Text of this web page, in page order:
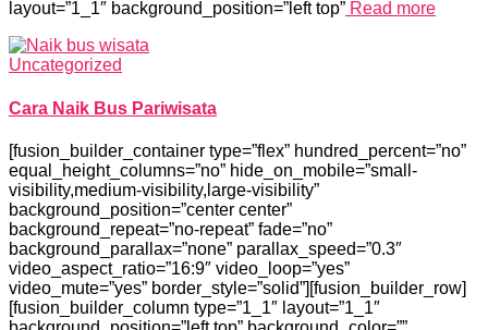
layout=”1_1″ background_position=”left top” Read more
Uncategorized
Cara Naik Bus Pariwisata
[fusion_builder_container type=”flex” hundred_percent=”no”
equal_height_columns=”no” hide_on_mobile=”small-
visibility,medium-visibility,large-visibility”
background_position=”center center”
background_repeat=”no-repeat” fade=”no”
background_parallax=”none” parallax_speed=”0.3″
video_aspect_ratio=”16:9″ video_loop=”yes”
video_mute=”yes” border_style=”solid”][fusion_builder_row]
[fusion_builder_column type=”1_1″ layout=”1_1″